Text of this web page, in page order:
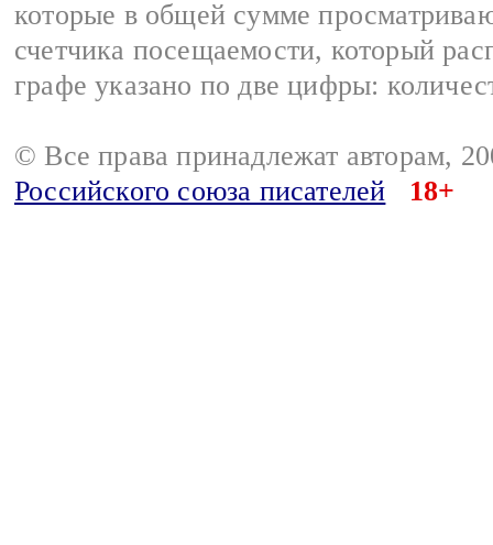
которые в общей сумме
счетчика посещаемости, который
графе указано по две цифры:
© Все права принадлежат авторам,
Российского союза писателей
18+